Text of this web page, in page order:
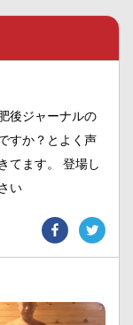
後ジャーナルの
すか？とよく声
てます。 登場し
い